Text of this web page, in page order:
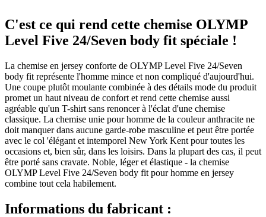
C'est ce qui rend cette chemise OLYMP
Level Five 24/Seven body fit spéciale !
La chemise en jersey conforte de OLYMP Level Five 24/Seven
body fit représente l'homme mince et non compliqué d'aujourd'hui.
Une coupe plutôt moulante combinée à des détails mode du produit
promet un haut niveau de confort et rend cette chemise aussi
agréable qu'un T-shirt sans renoncer à l'éclat d'une chemise
classique. La chemise unie pour homme de la couleur anthracite ne
doit manquer dans aucune garde-robe masculine et peut être portée
avec le col 'élégant et intemporel New York Kent pour toutes les
occasions et, bien sûr, dans les loisirs. Dans la plupart des cas, il peut
être porté sans cravate. Noble, léger et élastique - la chemise
OLYMP Level Five 24/Seven body fit pour homme en jersey
combine tout cela habilement.
Informations du fabricant :